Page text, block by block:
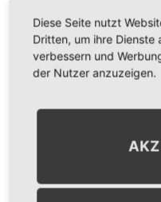
LEAVE A
Diese Seite nutzt
Dritten, um ihre
verbessern und
der Nutzer anzuzeigen.